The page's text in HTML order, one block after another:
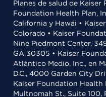
Planes de salud de Kaiser
Foundation Health Plan,
California y Hawái •
Colorado • Kaiser
Nine Piedmont Center,
GA 30305 • Kaiser
Atlántico Medio, Inc., en
D.C., 4000 Garden City
Kaiser Foundation Health
Multnomah St., Suite 100,